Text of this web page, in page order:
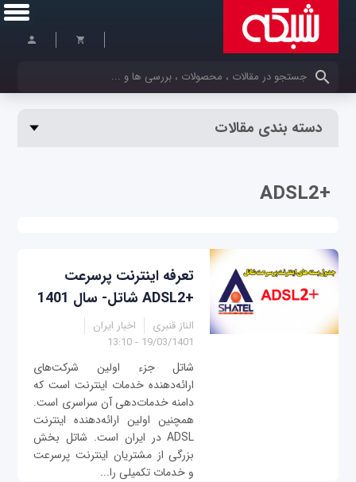
کلمات کلیدی خود را وارد کنید
دسته بندی مقالات
+ADSL2
تعرفه اینترنت پرسرعت
+ADSL2 شاتل- سال 1401
الناز قنبری
اخبار ایران
19/03/1401 - 13:10
شاتل جزء اولین شرکت‌های
ارائه‌دهنده خدمات اینترنت است که
دامنه خدمات‌دهی آن سراسری است.
همچنین اولین ارائه‌دهنده اینترنت
ADSL در ایران است. شاتل بخش
بزرگی از مشتریان اینترنت پرسرعت
و خدمات تکمیلی را...